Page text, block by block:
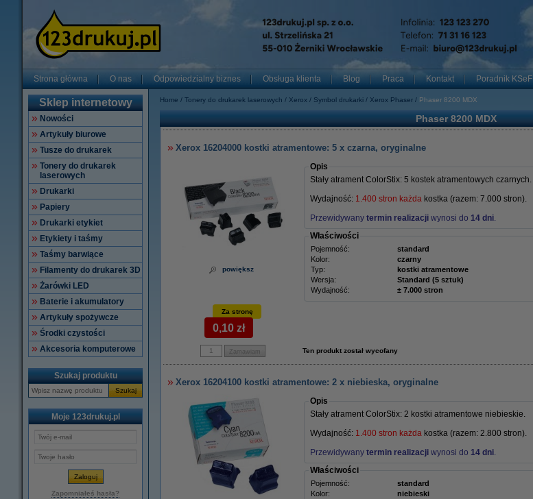
Strona główna O nas Odpowiedzialny biznes Obsługa klienta Blog Praca Kontakt Poradnik KSeF
Sklep internetowy
Nowości
Artykuły biurowe
Tusze do drukarek
Tonery do drukarek
laserowych
Drukarki
Papiery
Drukarki etykiet
Etykiety i taśmy
Taśmy barwiące
Filamenty do drukarek 3D
Żarówki LED
Baterie i akumulatory
Artykuły spożywcze
Środki czystości
Akcesoria komputerowe
Szukaj produktu
Szukaj
Moje 123drukuj.pl
Zapomniałeś hasła?
Home Tonery do drukarek laserowych Xerox Symbol drukarki Xerox Phaser Phaser 8200 MDX
Phaser 8200 MDX
Xerox 16204000 kostki atramentowe: 5 x czarna, oryginalne
powiększ
Opis
Stały atrament ColorStix: 5 kostek atramentowych czarnych.
Wydajność: 1.400 stron każda kostka (razem: 7.000 stron).
Przewidywany termin realizacji wynosi do 14 dni.
Właściwości
Pojemność: standard
Kolor:
czarny
Typ:
kostki atramentowe
Wersja:
Standard (5 sztuk)
Wydajność:
± 7.000 stron
Za stronę
0,10 zł
Ten produkt został wycofany
Xerox 16204100 kostki atramentowe: 2 x niebieska, oryginalne
Opis
Stały atrament ColorStix: 2 kostki atramentowe niebieskie.
Wydajność: 1.400 stron każda kostka (razem: 2.800 stron).
Przewidywany termin realizacji wynosi do 14 dni.
Właściwości
Pojemność: standard
Kolor:
niebieski